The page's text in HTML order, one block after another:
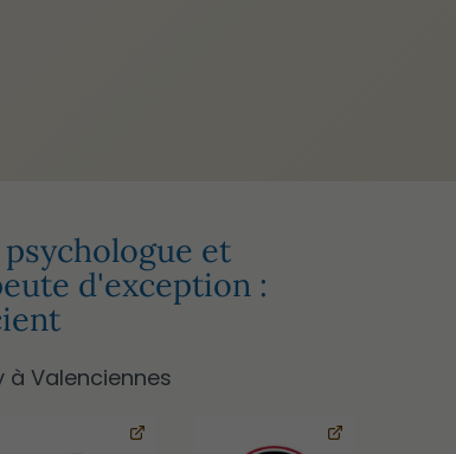
et
d'exception :
à Valenciennes